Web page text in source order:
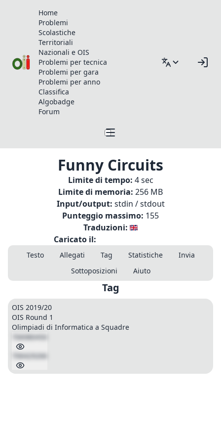
Home
Problemi
Scolastiche
Territoriali
Nazionali e OIS
Problemi per tecnica
Problemi per gara
Problemi per anno
Classifica
Algobadge
Forum
Funny Circuits
Limite di tempo: 4 sec
Limite di memoria: 256 MB
Input/output: stdin / stdout
Punteggio massimo: 155
Traduzioni:
Caricato il:
Testo Allegati Tag Statistiche
Invia
Sottoposizioni
Aiuto
Tag
OIS 2019/20
OIS Round 1
Olimpiadi di Informatica a Squadre
706980450
706429266